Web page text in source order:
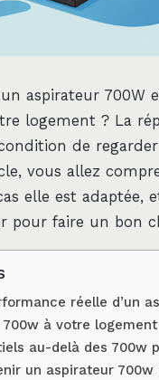
aspirateur 700W
logement ? La
de
vous allez
elle est adaptée,
pour faire un bon
réelle d’un
à votre
au-delà des 700w
un aspirateur